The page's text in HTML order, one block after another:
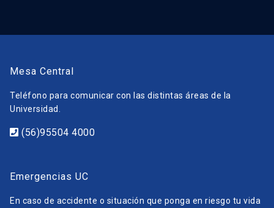
Mesa Central
Teléfono para comunicar con las distintas áreas de la
Universidad.
(56)95504 4000
Emergencias UC
En caso de accidente o situación que ponga en riesgo tu vida